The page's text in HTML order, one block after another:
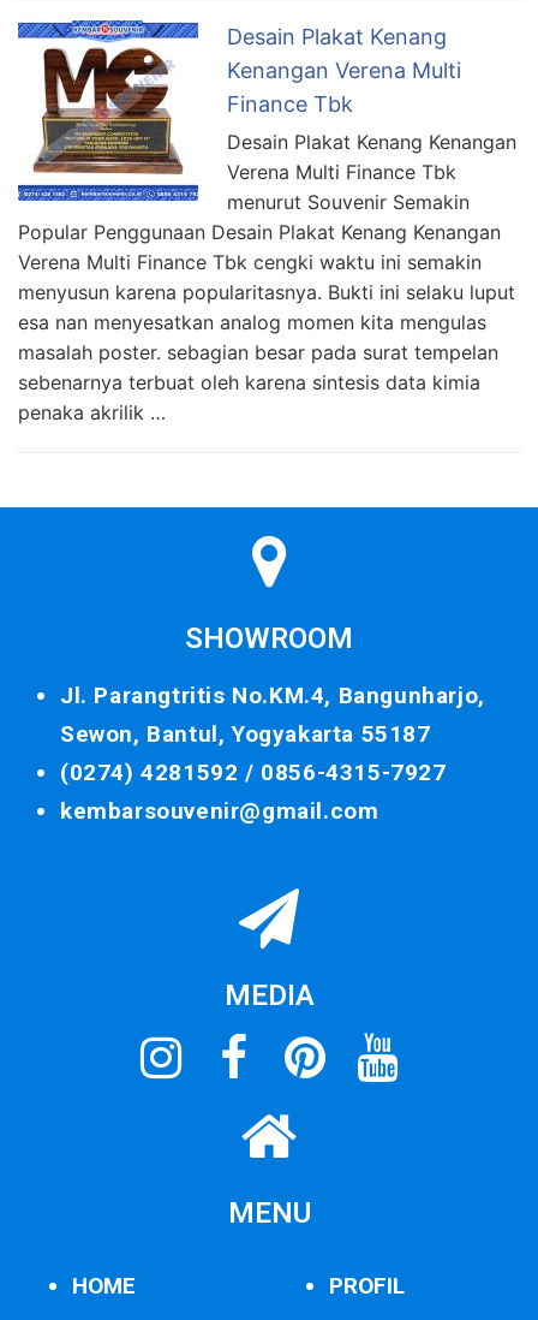
Desain Plakat Kenang
Kenangan Verena Multi
Finance Tbk
Desain Plakat Kenang Kenangan
Verena Multi Finance Tbk
menurut Souvenir Semakin
Popular Penggunaan Desain Plakat Kenang Kenangan
Verena Multi Finance Tbk cengki waktu ini semakin
menyusun karena popularitasnya. Bukti ini selaku luput
esa nan menyesatkan analog momen kita mengulas
masalah poster. sebagian besar pada surat tempelan
sebenarnya terbuat oleh karena sintesis data kimia
penaka akrilik …
SHOWROOM
Jl. Parangtritis No.KM.4, Bangunharjo,
Sewon, Bantul, Yogyakarta 55187
(0274) 4281592 / 0856-4315-7927
kembarsouvenir@gmail.com
MEDIA
MENU
HOME
PROFIL